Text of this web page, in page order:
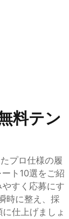
料テン
プロ仕様の履
ト10選をご紹
すく応募にす
時に整え、採
仕上げましょ